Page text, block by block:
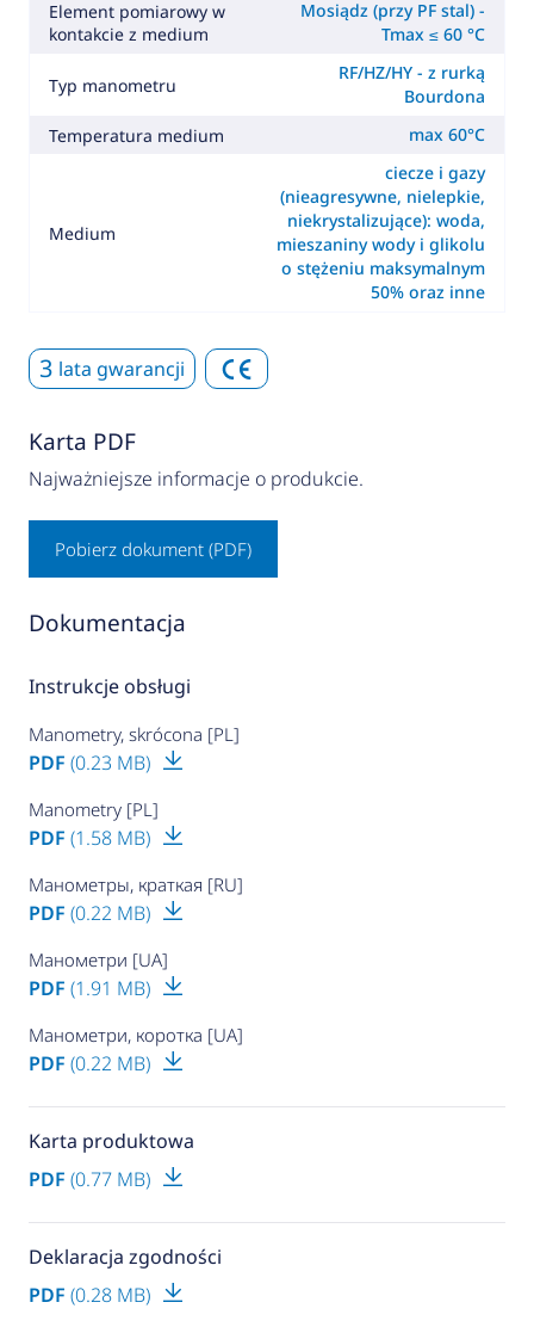
Element pomiarowy w
kontakcie z medium
Mosiądz (przy PF stal) -
Tmax ≤ 60 °C
Typ manometru
RF/HZ/HY - z rurką
Bourdona
Temperatura medium
max 60°C
Medium
ciecze i gazy
(nieagresywne, nielepkie,
niekrystalizujące): woda,
mieszaniny wody i glikolu
o stężeniu maksymalnym
50% oraz inne
3 lata gwarancji
Karta PDF
Najważniejsze informacje o produkcie.
Pobierz dokument (PDF)
Dokumentacja
Instrukcje obsługi
Manometry, skrócona [PL]
PDF (0.23 MB)
Manometry [PL]
PDF (1.58 MB)
Манометры, краткая [RU]
PDF (0.22 MB)
Манометри [UA]
PDF (1.91 MB)
Манометри, коротка [UA]
PDF (0.22 MB)
Karta produktowa
PDF (0.77 MB)
Deklaracja zgodności
PDF (0.28 MB)